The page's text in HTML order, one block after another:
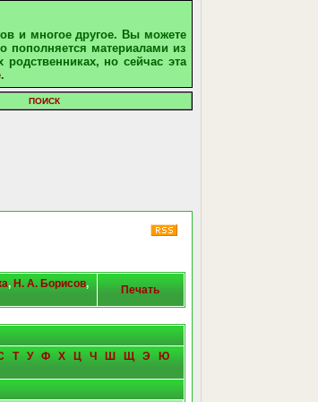
и многое другое. Вы можете
пополняется материалами из
но сейчас эта
.
ПОИСК
, Н. А. Борисов,
Печать
Т У Ф Х Ц Ч Ш Щ Э
Ю